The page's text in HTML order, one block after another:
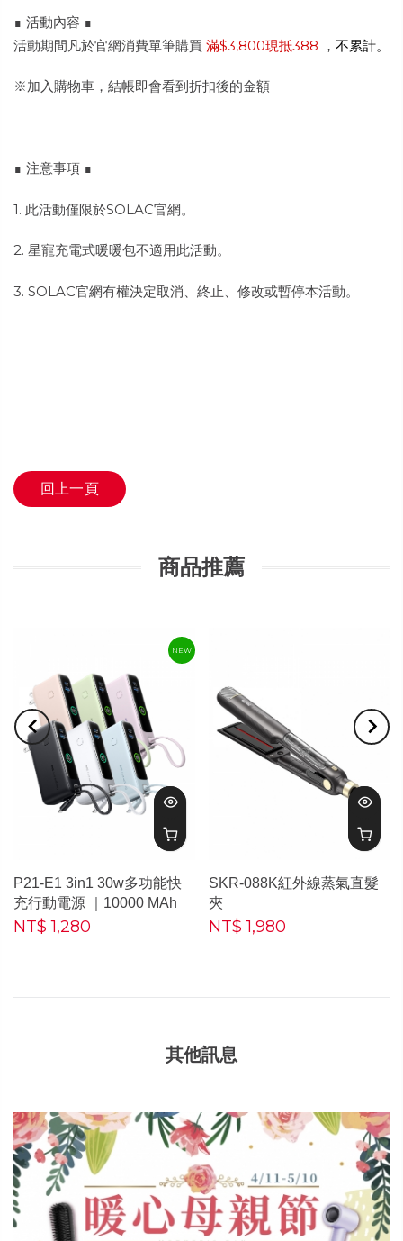
∎ 活動內容 ∎
活動期間凡於官網消費單筆購買 滿$3,800現抵388 ，不累計。
※加入購物車，結帳即會看到折扣後的金額
∎ 注意事項 ∎
1. 此活動僅限於SOLAC官網。
2. 星寵充電式暖暖包不適用此活動。
3. SOLAC官網有權決定取消、終止、修改或暫停本活動。
回上一頁
商品推薦
NEW
P21-E1 3in1 30w多功能快
充行動電源 ｜10000 MAh
NT$ 1,280
SKR-088K紅外線蒸氣直髮
夾
NT$ 1,980
其他訊息